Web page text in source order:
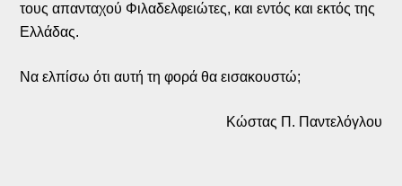
τους απανταχού Φιλαδελφειώτες, και εντός και εκτός της
Ελλάδας.
Να ελπίσω ότι αυτή τη φορά θα εισακουστώ;
Κώστας Π. Παντελόγλου